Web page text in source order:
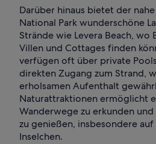
Darüber hinaus bietet der
National Park wunderschöne
Strände wie Levera Beach, wo
Villen und Cottages finden
verfügen oft über private
direkten Zugang zum Strand,
erholsamen Aufenthalt
Naturattraktionen ermöglicht
Wanderwege zu erkunden
zu genießen, insbesondere
Inselchen.